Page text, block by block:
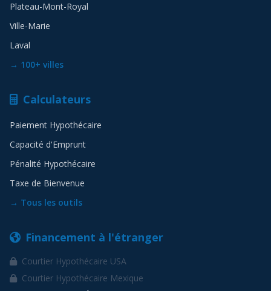
Plateau-Mont-Royal
Ville-Marie
Laval
→ 100+ villes
Calculateurs
Paiement Hypothécaire
Capacité d'Emprunt
Pénalité Hypothécaire
Taxe de Bienvenue
→ Tous les outils
Financement à l'étranger
Courtier Hypothécaire USA
Courtier Hypothécaire Mexique